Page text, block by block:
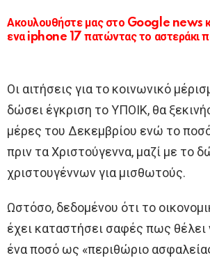
Ακουλουθήστε μας στο Google news
ενα iphone 17 πατώντας το αστεράκι
Οι αιτήσεις για το κοινωνικό
δώσει έγκριση το ΥΠΟΙΚ, θα
μέρες του Δεκεμβρίου ενώ το
πριν τα Χριστούγεννα, μαζί με το
χριστουγέννων για μισθωτούς.
Ωστόσο, δεδομένου ότι το
έχει καταστήσει σαφές πως θέλει
ένα ποσό ως «περιθώριο